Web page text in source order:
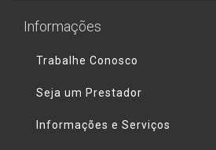
Informações
Trabalhe Conosco
Seja um Prestador
Informações e Serviços